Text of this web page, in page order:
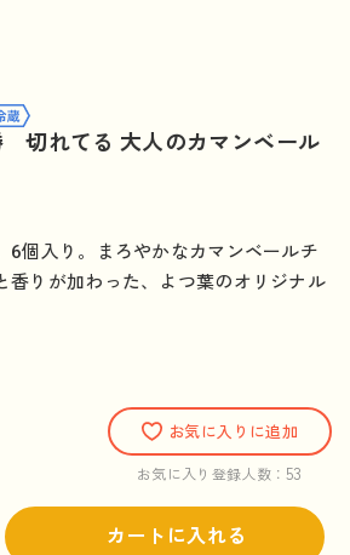
切れてる 大人のカマンベール
6個入り。まろやかなカマンベールチ
香りが加わった、よつ葉のオリジナル
お気に入りに追加
お気に入り登録人数：53
カートに入れる